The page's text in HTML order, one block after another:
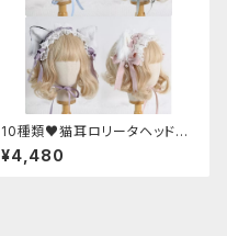
10種類♥猫耳ロリータヘッドド
レス
¥4,480